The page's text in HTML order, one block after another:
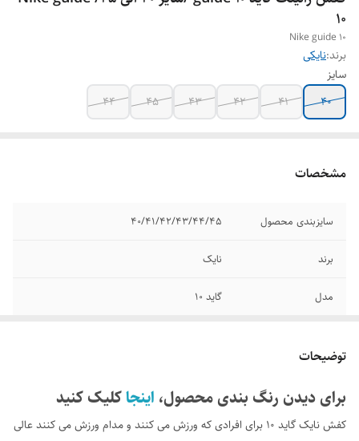
10
Nike guide 10
برند:نایکی
سایز
40
41
42
43
45
44
مشخصات
سایزبندی محصول 40/41/42/43/44/45
برند نایک
مدل گاید 10
کشور تولید کننده ویتنام
توضیحات
برای دیدن رنگ بندی محصول، اینجاکلیک کنید
کفش نایک گاید 10 برای افرادی که ورزش می کنند و مدام ورزش می کنند عالی